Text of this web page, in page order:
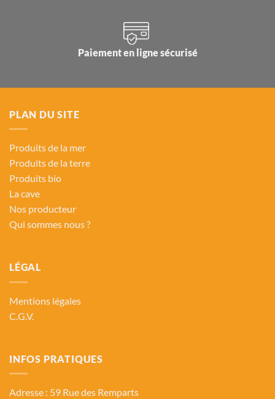
Paiement en ligne sécurisé
PLAN DU SITE
Produits de la mer
Produits de la terre
Produits bio
La cave
Nos producteur
Qui sommes nous ?
LÉGAL
Mentions légales
C.G.V.
INFOS PRATIQUES
Adresse : 59 Rue des Remparts